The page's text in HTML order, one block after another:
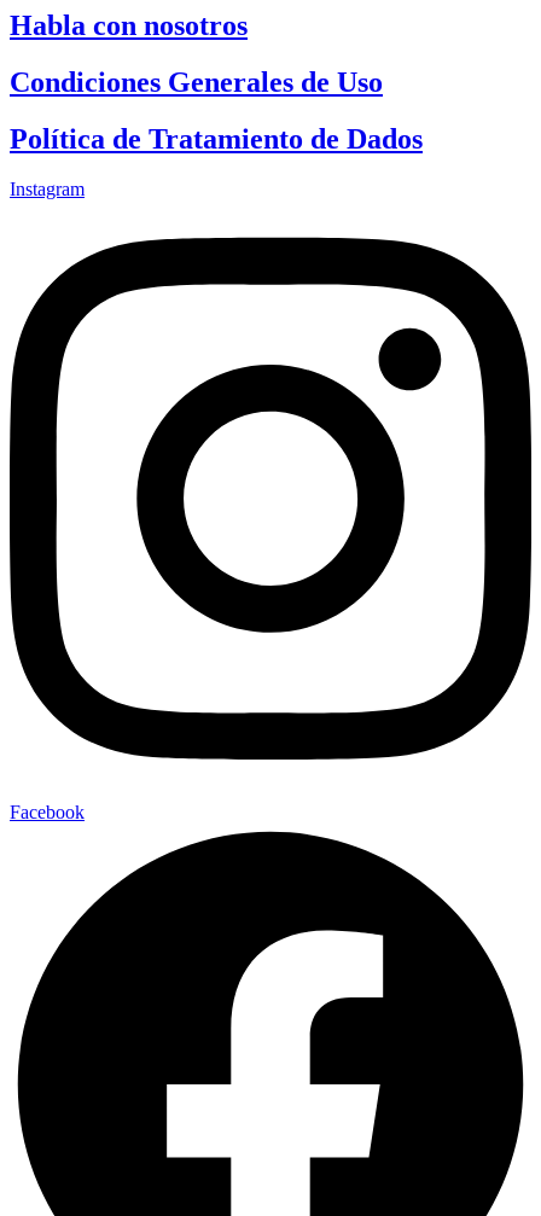
Habla con nosotros
Condiciones Generales de Uso
Política de Tratamiento de Dados
Instagram
Facebook